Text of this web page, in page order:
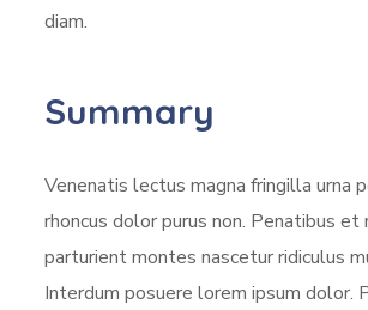
diam.
Summary
Venenatis lectus magna fringilla urna
rhoncus dolor purus non. Penatibus et
parturient montes nascetur ridiculus
Interdum posuere lorem ipsum dolor.